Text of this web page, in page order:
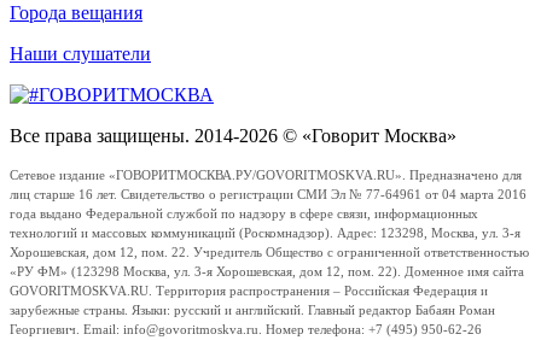
Города вещания
Наши слушатели
Все права защищены. 2014-2026 © «Говорит Москва»
Сетевое издание «ГОВОРИТМОСКВА.РУ/GOVORITMOSKVA.RU». Предназначено для
лиц старше 16 лет. Свидетельство о регистрации СМИ Эл № 77-64961 от 04 марта 2016
года выдано Федеральной службой по надзору в сфере связи, информационных
технологий и массовых коммуникаций (Роскомнадзор). Адрес: 123298, Москва, ул. 3-я
Хорошевская, дом 12, пом. 22. Учредитель Общество с ограниченной ответственностью
«РУ ФМ» (123298 Москва, ул. 3-я Хорошевская, дом 12, пом. 22). Доменное имя сайта
GOVORITMOSKVA.RU. Территория распространения – Российская Федерация и
зарубежные страны. Языки: русский и английский. Главный редактор Бабаян Роман
Георгиевич. Email: info@govoritmoskva.ru. Номер телефона: +7 (495) 950-62-26